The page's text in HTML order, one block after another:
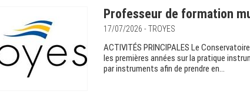
Professeur de formation
17/07/2026 - TROYES
ACTIVITÉS PRINCIPALES Le
les premières années sur la pratique
par instruments afin de prendre en...